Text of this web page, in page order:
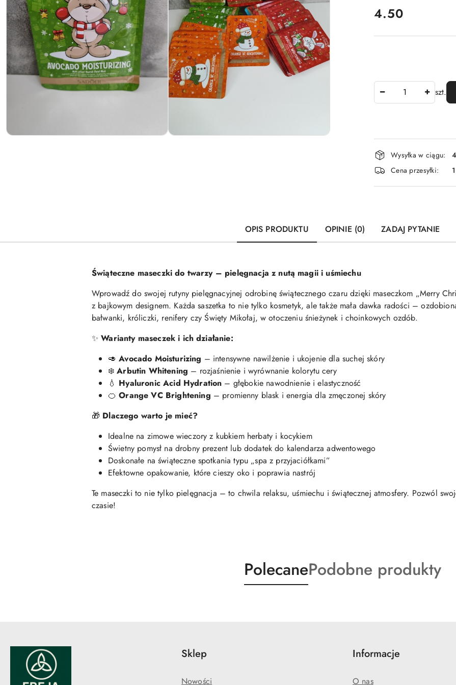
cena:
4.50
szt.
Dostępność
i
dostawa
Wysyłka w ciągu:
Cena przesyłki:
OPIS PRODUKTU OPINIE (0) ZADAJ PYTANIE
Świąteczne maseczki do twarzy – pielęgnacja z nutą magii i uśmiechu
Wprowadź do swojej rutyny pielęgnacyjnej odrobinę świątecznego czaru dzięki maseczkom „Merry
z bajkowym designem. Każda saszetka to nie tylko kosmetyk, ale także mała dawka radości –
bałwanki, króliczki, renifery czy Święty Mikołaj, w otoczeniu śnieżynek i choinkowych ozdób.
✨Warianty maseczek i ich działanie:
🥑Avocado Moisturizing – intensywne nawilżenie i ukojenie dla suchej skóry
❄️Arbutin Whitening – rozjaśnienie i wyrównanie kolorytu cery
💧 Hyaluronic Acid Hydration – głębokie nawodnienie i elastyczność
🍊Orange VC Brightening – promienny blask i energia dla zmęczonej skóry
🎁 Dlaczego warto je mieć?
Idealne na zimowe wieczory z kubkiem herbaty i kocykiem
Świetny pomysł na drobny prezent lub dodatek do kalendarza adwentowego
Doskonałe na świąteczne spotkania typu „spa z przyjaciółkami”
Efektowne opakowanie, które cieszy oko i poprawia nastrój
Te maseczki to nie tylko pielęgnacja – to chwila relaksu, uśmiechu i świątecznej atmosfery. Pozwól
czasie!
Produkty
o
PolecaneProdukty
o
Podobne produkty
Sklep
Nowości
Informacje
O nas